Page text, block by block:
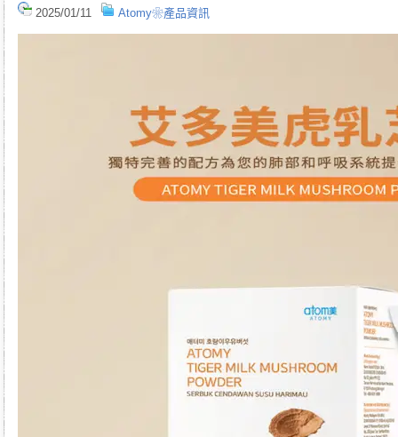
2025/01/11 Atomy❀產品資訊